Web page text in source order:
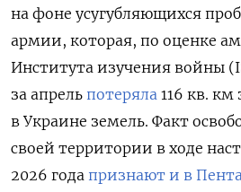
на фоне усугубляющихся
армии, которая, по оценке
Института изучения войны
за апрель потеряла 116 кв. км
в Украине земель. Факт
своей территории в ходе
2026 года признают и в